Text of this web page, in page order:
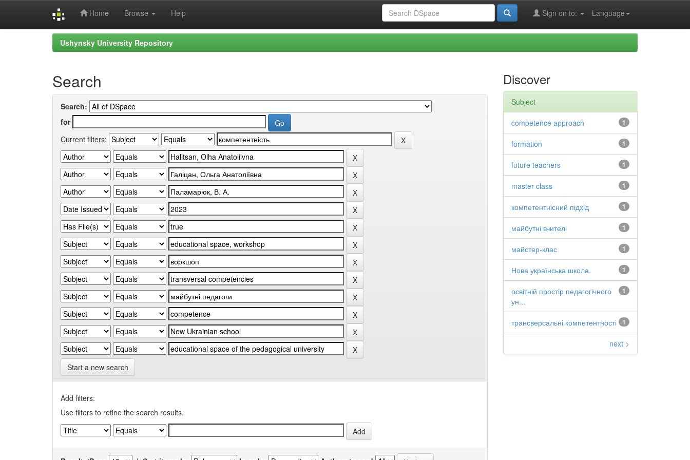
Home Browse Help Language
Sign on to:
Ushynsky University Repository
Search
Search:
for
Current filters:
Start a new search
Add filters:
Use filters to refine the search results.
Discover
Subject
1
competence approach
1
formation
1
future teachers
1
master class
1
компетентнісний підхід
1
майбутні вчителі
1
майстер-клас
1
Нова українська школа.
1
освітній простір педагогічного
ун...
1
трансверсальні компетентності
next >